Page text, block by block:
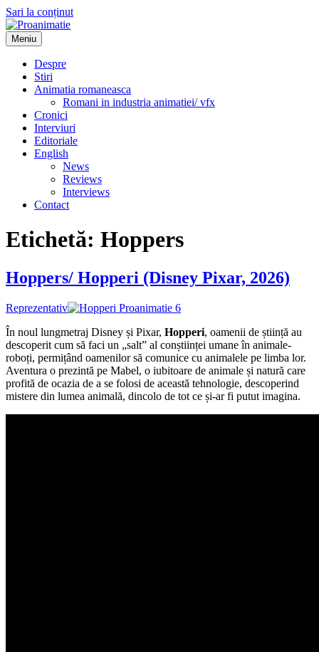
Sari la conținut
Proanimatie
Stiri despre filme de animatie
Meniu
Despre
Stiri
Animatia romaneasca
Romani in industria animatiei/ vfx
Cronici
Interviuri
Editoriale
English
News
Reviews
Interviews
Contact
Etichetă: Hoppers
Hoppers/ Hopperi (Disney Pixar, 2026)
Reprezentativ
În noul lungmetraj Disney și Pixar, Hopperi, oamenii de știință au
descoperit cum să faci un „salt” al conștiinței umane în animale-
roboți, permițând oamenilor să comunice cu animalele pe limba lor.
Aventura o prezintă pe Mabel, o iubitoare de animale și natură care
profită de ocazia de a se folosi de această tehnologie, descoperind
mistere din lumea animală, dincolo de tot ce și-ar fi putut imagina.